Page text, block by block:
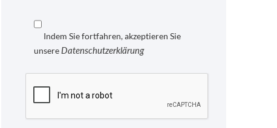
Indem Sie fortfahren, akzeptieren Sie
unsere Datenschutzerklärung